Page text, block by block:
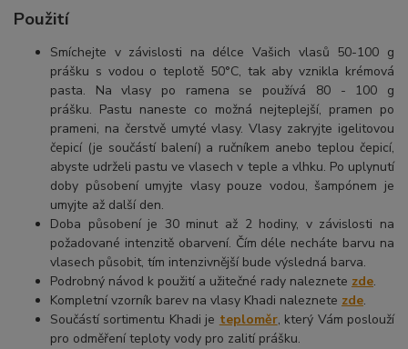
Použití
Smíchejte v závislosti na délce Vašich vlasů 50-100 g
prášku s vodou o teplotě 50°C, tak aby vznikla krémová
pasta. Na vlasy po ramena se používá 80 - 100 g
prášku. Pastu naneste co možná nejteplejší, pramen po
prameni, na čerstvě umyté vlasy. Vlasy zakryjte igelitovou
čepicí (je součástí balení) a ručníkem anebo teplou čepicí,
abyste udrželi pastu ve vlasech v teple a vlhku. Po uplynutí
doby působení umyjte vlasy pouze vodou, šampónem je
umyjte až další den.
Doba působení je 30 minut až 2 hodiny, v závislosti na
požadované intenzitě obarvení. Čím déle necháte barvu na
vlasech působit, tím intenzivnější bude výsledná barva.
Podrobný návod k použití a užitečné rady naleznete zde.
Kompletní vzorník barev na vlasy Khadi naleznete zde.
Součástí sortimentu Khadi je teploměr, který Vám poslouží
pro odměření teploty vody pro zalití prášku.